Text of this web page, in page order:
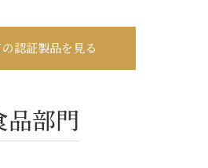
認証製品を見る
品部門